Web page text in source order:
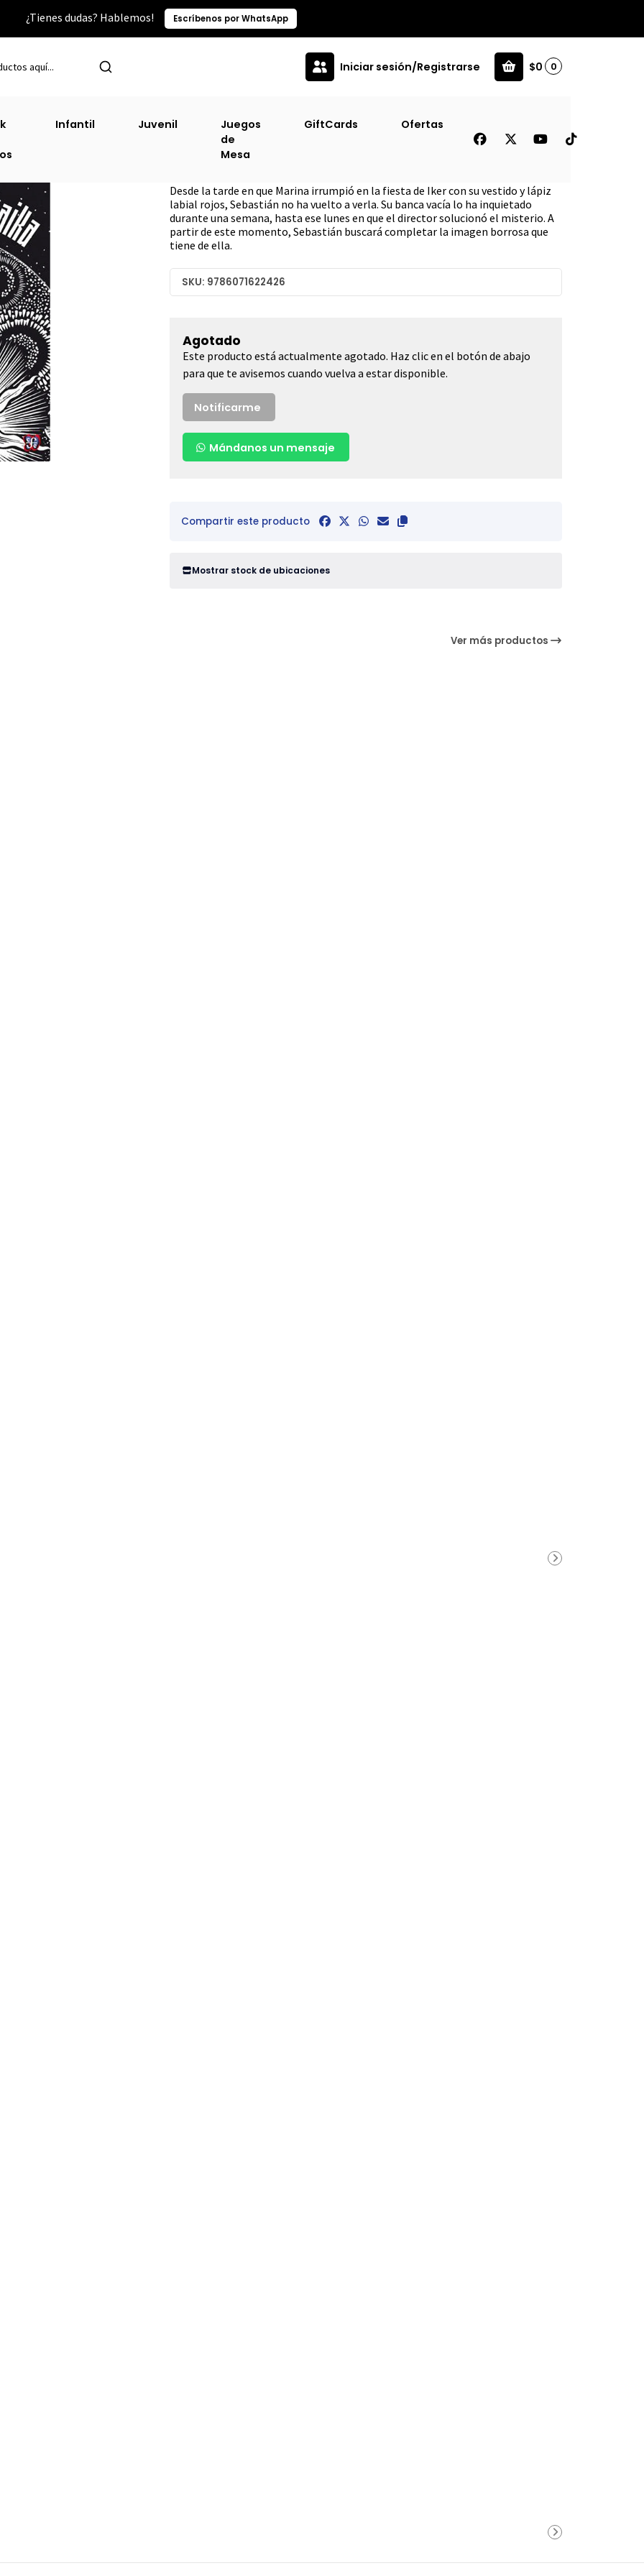
¿Tienes dudas? Hablemos! Escríbenos por WhatsApp
Iniciar sesión/Registrarse $0 0
Infantil Juvenil
Juegos
de
Mesa
GiftCards Ofertas
Buenas Noches Laika [Pub]
Desde la tarde en que Marina irrumpió en la fiesta de Iker con su vestido y lápiz
labial rojos, Sebastián no ha vuelto a verla. Su banca vacía lo ha inquietado
durante una semana, hasta ese lunes en que el director solucionó el misterio. A
partir de este momento, Sebastián buscará completar la imagen borrosa que
tiene de ella.
SKU: 9786071622426
Agotado
Este producto está actualmente agotado. Haz clic en el botón de abajo
para que te avisemos cuando vuelva a estar disponible.
Notificarme
Mándanos un mensaje
Compartir este producto
Mostrar stock de ubicaciones
Ver más productos